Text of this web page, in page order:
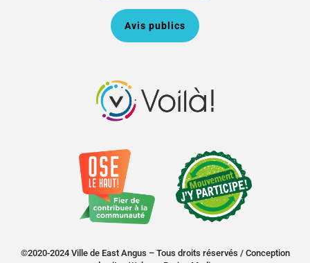
Avis publics
©2020-2024 Ville de East Angus – Tous droits réservés / Conception